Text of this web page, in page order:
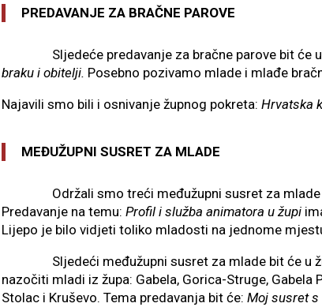
PREDAVANJE ZA BRAČNE PAROVE
Sljedeće predavanje za bračne parove bit će u
braku i obitelji. Posebno pozivamo mlade i mlađe
Najavili smo bili i osnivanje župnog pokreta: Hrvatska
MEĐUŽUPNI SUSRET ZA MLADE
Održali smo treći međužupni susret za mlade u
Predavanje na temu: Profil i služba animatora u župi
Lijepo je bilo vidjeti toliko mladosti na jednome
Sljedeći međužupni susret za mlade bit će u
nazočiti mladi iz župa: Gabela, Gorica-Struge, Gabela
Stolac i Kruševo. Tema predavanja bit će: Moj susret s